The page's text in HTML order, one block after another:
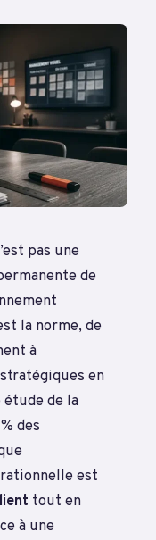
pas une
de
la norme, de
à
en
de la
des
est
tout en
à une